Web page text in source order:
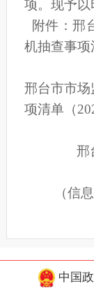
项。现予以
附件：邢
机抽查事项
邢台市市
项清单（
邢
（信
中国